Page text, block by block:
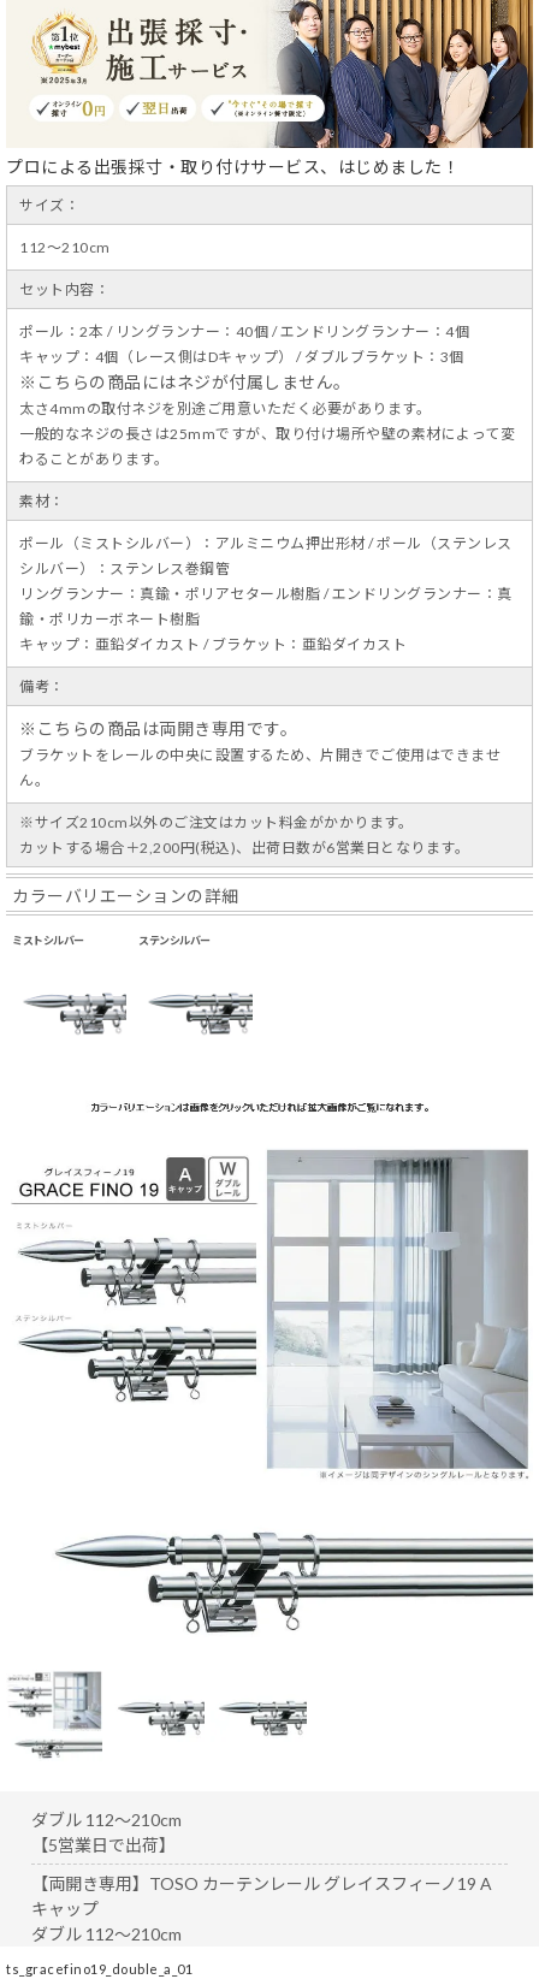
プロによる出張採寸・取り付けサービス、はじめました！
サイズ：
112～210cm
セット内容：
ポール：2本 / リングランナー：40個 / エンドリングランナー：4個
キャップ：4個（レース側はDキャップ） / ダブルブラケット：3個
※こちらの商品にはネジが付属しません。
太さ4mmの取付ネジを別途ご用意いただく必要があります。
一般的なネジの長さは25mmですが、取り付け場所や壁の素材によって変
わることがあります。
素材：
ポール（ミストシルバー）：アルミニウム押出形材 / ポール（ステンレス
シルバー）：ステンレス巻鋼管
リングランナー：真鍮・ポリアセタール樹脂 / エンドリングランナー：真
鍮・ポリカーボネート樹脂
キャップ：亜鉛ダイカスト / ブラケット：亜鉛ダイカスト
備考：
※こちらの商品は両開き専用です。
ブラケットをレールの中央に設置するため、片開きでご使用はできませ
ん。
※サイズ210cm以外のご注文はカット料金がかかります。
カットする場合＋2,200円(税込)、出荷日数が6営業日となります。
カラーバリエーションの詳細
ミストシルバー ステンシルバー
ダブル 112～210cm
【5営業日で出荷】
【両開き専用】TOSO カーテンレール グレイスフィーノ19 A
キャップ
ダブル 112～210cm
ts_gracefino19_double_a_01